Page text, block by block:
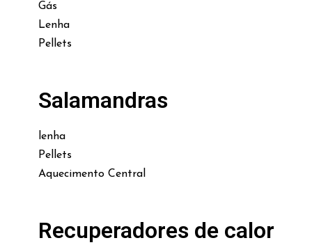
Gás
Lenha
Pellets
Salamandras
lenha
Pellets
Aquecimento Central
Recuperadores de calor